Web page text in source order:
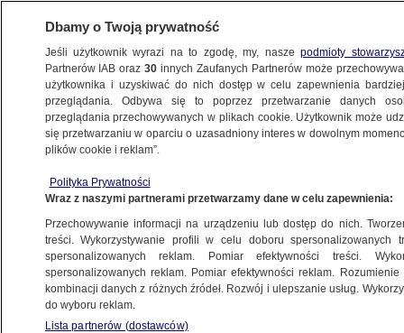
KONKRET24
NAJNOWSZE
podatnik zapłaci tyle samo, co
za funkcjonowanie innego rządu.
Sprawdzamy
Gabriela Sieczkowska
11.12.2023, 10:13
Dbamy o Twoją prywatność
Jeśli użytkownik wyrazi na to zgodę, my, naszepodmioty
Partnerów IAB oraz30 innych Zaufanych Partnerów może
użytkownika i uzyskiwać do nich dostęp w celu zapewnienia
przeglądania. Odbywa się to poprzez przetwarzanie danych
przeglądania przechowywanych w plikach cookie. Użytkownik może
się przetwarzaniu w oparciu o uzasadniony interes w dowolnym
plików cookie i reklam”.
Polityka Prywatności
Wraz z naszymi partnerami przetwarzamy dane w celu zapewnienia:
Przechowywanie informacji na urządzeniu lub dostęp do nich.
treści. Wykorzystywanie profili w celu doboru spersonalizowanych
spersonalizowanych reklam. Pomiar efektywności treści.
spersonalizowanych reklam. Pomiar efektywności reklam.
kombinacji danych z różnych źródeł. Rozwój i ulepszanie usług.
do wyboru reklam.
Lista partnerów (dostawców)